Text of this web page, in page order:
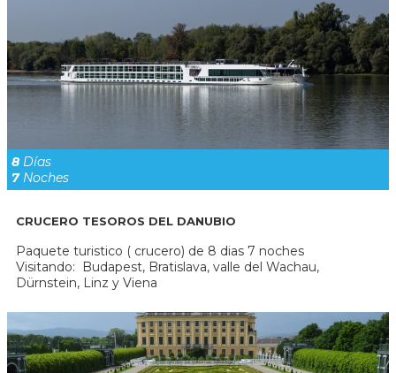
8 Días
7Noches
CRUCERO TESOROS DEL DANUBIO
Paquete turistico ( crucero) de 8 dias 7 noches
Visitando: Budapest, Bratislava, valle del Wachau,
Dürnstein, Linz y Viena